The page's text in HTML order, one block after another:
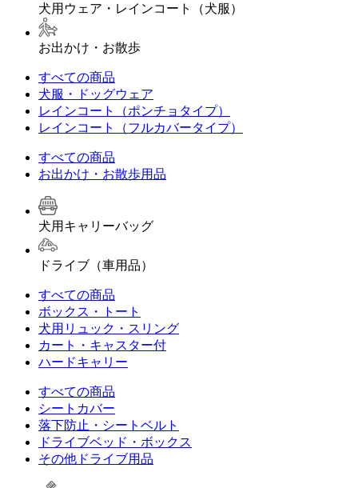
犬用ウェア・レインコート（犬服）
お出かけ・お散歩
すべての商品
犬服・ドッグウェア
レインコート（ポンチョタイプ）
レインコート（フルカバータイプ）
すべての商品
お出かけ・お散歩用品
犬用キャリーバッグ
ドライブ（車用品）
すべての商品
ボックス・トート
犬用リュック・スリング
カート・キャスター付
ハードキャリー
すべての商品
シートカバー
落下防止・シートベルト
ドライブベッド・ボックス
その他ドライブ用品